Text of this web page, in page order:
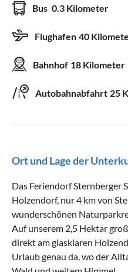
Bus 0.3 Kilometer
Flughafen 40
Bahnhof 18 Kilometer
Autobahnabfahrt 25
Ort und Lage der
Das Feriendorf Sternberger
Holzendorf, nur 4 km von
wunderschönen
Auf unserem 2,5 Hektar
direkt am glasklaren
Urlaub genau da, wo der